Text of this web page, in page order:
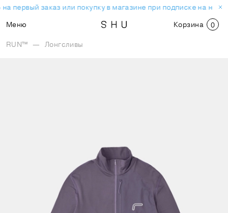
первый заказ или покупку в магазине при подписке на
Меню
Корзина 0
RUN™ — Лонгсливы